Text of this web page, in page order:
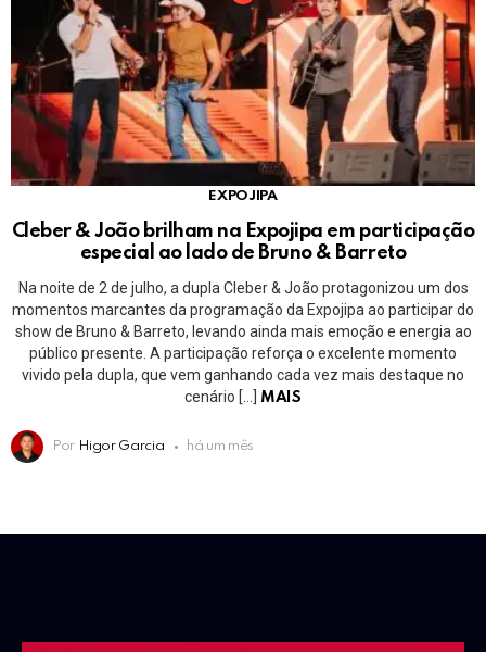
EXPOJIPA
Cleber & João brilham na Expojipa em participação
especial ao lado de Bruno & Barreto
Na noite de 2 de julho, a dupla Cleber & João protagonizou um dos
momentos marcantes da programação da Expojipa ao participar do
show de Bruno & Barreto, levando ainda mais emoção e energia ao
público presente. A participação reforça o excelente momento
vivido pela dupla, que vem ganhando cada vez mais destaque no
cenário […]
MAIS
Por Higor Garcia há um mês